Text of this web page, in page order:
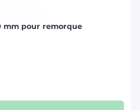
mm pour remorque